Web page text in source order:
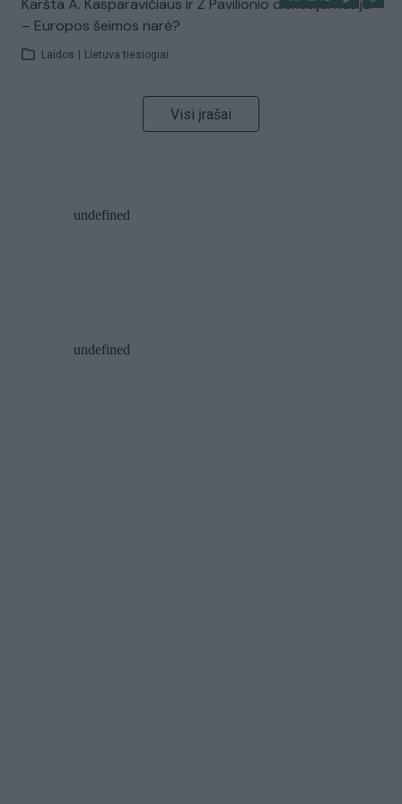
Karšta A. Kasparavičiaus ir Ž Pavilionio diskusija: Rusija
– Europos šeimos narė?
Laidos Lietuva tiesiogiai
Visi įrašai